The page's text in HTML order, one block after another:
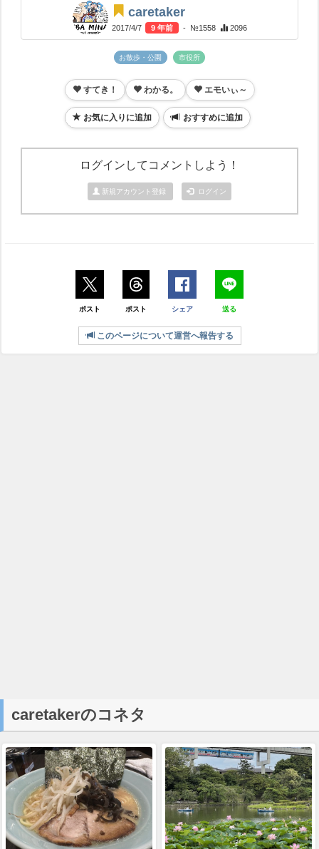
caretaker
2017/4/7 9 年前 - №1558 2096
お散歩・公園 市役所
すてき！ わかる。 エモいぃ～
お気に入りに追加 おすすめに追加
ログインしてコメントしよう！
新規アカウント登録 ログイン
ポスト ポスト シェア 送る
このページについて運営へ報告する
caretakerのコネタ